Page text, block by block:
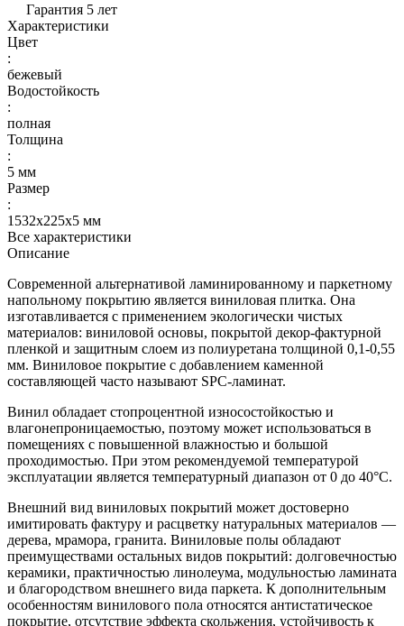
Гарантия 5 лет
Характеристики
Цвет
:
бежевый
Водостойкость
:
полная
Толщина
:
5 мм
Размер
:
1532х225х5 мм
Все характеристики
Описание
Современной альтернативой ламинированному и паркетному
напольному покрытию является виниловая плитка. Она
изготавливается с применением экологически чистых
материалов: виниловой основы, покрытой декор-фактурной
пленкой и защитным слоем из полиуретана толщиной 0,1-0,55
мм. Виниловое покрытие с добавлением каменной
составляющей часто называют SPC-ламинат.
Винил обладает стопроцентной износостойкостью и
влагонепроницаемостью, поэтому может использоваться в
помещениях с повышенной влажностью и большой
проходимостью. При этом рекомендуемой температурой
эксплуатации является температурный диапазон от 0 до 40°С.
Внешний вид виниловых покрытий может достоверно
имитировать фактуру и расцветку натуральных материалов —
дерева, мрамора, гранита. Виниловые полы обладают
преимуществами остальных видов покрытий: долговечностью
керамики, практичностью линолеума, модульностью ламината
и благородством внешнего вида паркета. К дополнительным
особенностям винилового пола относятся антистатическое
покрытие, отсутствие эффекта скольжения, устойчивость к